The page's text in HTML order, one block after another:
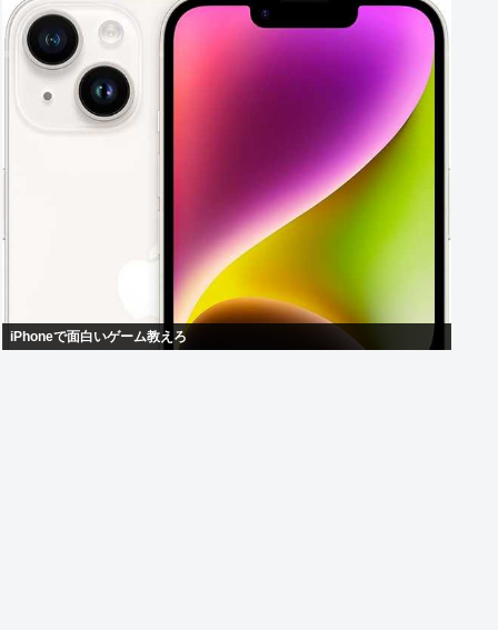
iPhoneで面白いゲーム教えろ